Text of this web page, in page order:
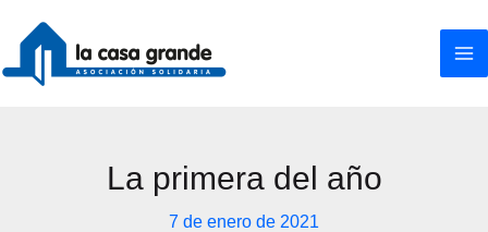
contenido
La primera del año
7 de enero de 2021